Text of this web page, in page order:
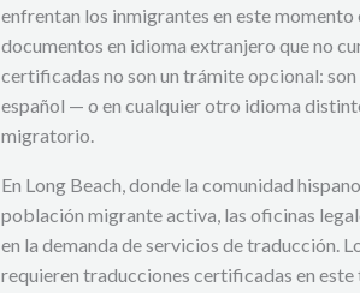
enfrentan los inmigrantes en este
documentos en idioma extranjero que no
certificadas no son un trámite opcional:
español — o en cualquier otro idioma
migratorio.
En Long Beach, donde la comunidad
población migrante activa, las oficinas
en la demanda de servicios de traducción.
requieren traducciones certificadas en